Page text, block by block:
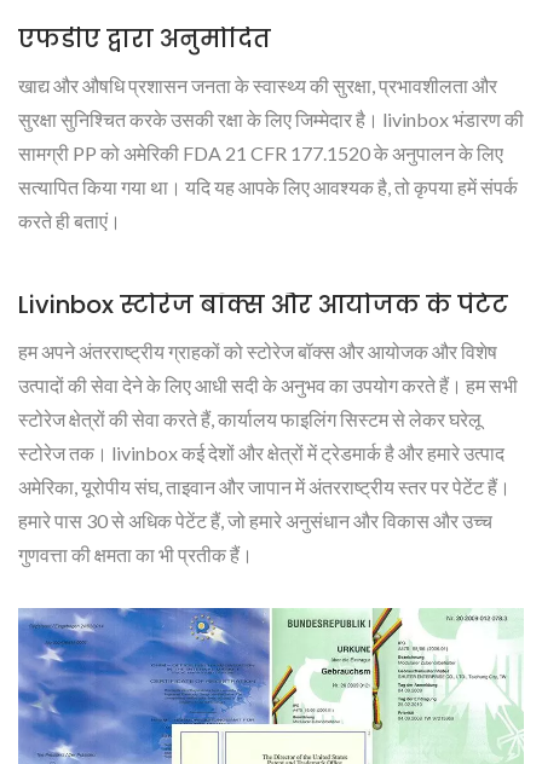
एफडीए द्वारा अनुमोदित
खाद्य और औषधि प्रशासन जनता के स्वास्थ्य की सुरक्षा, प्रभावशीलता और
सुरक्षा सुनिश्चित करके उसकी रक्षा के लिए जिम्मेदार है। livinbox भंडारण की
सामग्री PP को अमेरिकी FDA 21 CFR 177.1520 के अनुपालन के लिए
सत्यापित किया गया था। यदि यह आपके लिए आवश्यक है, तो कृपया हमें संपर्क
करते ही बताएं।
Livinbox स्टोरेज बॉक्स और आयोजक के पेटेंट
हम अपने अंतरराष्ट्रीय ग्राहकों को स्टोरेज बॉक्स और आयोजक और विशेष
उत्पादों की सेवा देने के लिए आधी सदी के अनुभव का उपयोग करते हैं। हम सभी
स्टोरेज क्षेत्रों की सेवा करते हैं, कार्यालय फाइलिंग सिस्टम से लेकर घरेलू
स्टोरेज तक। livinbox कई देशों और क्षेत्रों में ट्रेडमार्क है और हमारे उत्पाद
अमेरिका, यूरोपीय संघ, ताइवान और जापान में अंतरराष्ट्रीय स्तर पर पेटेंट हैं।
हमारे पास 30 से अधिक पेटेंट हैं, जो हमारे अनुसंधान और विकास और उच्च
गुणवत्ता की क्षमता का भी प्रतीक हैं।